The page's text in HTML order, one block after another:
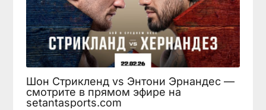
Шон Стрикленд vs Энтони Эрнандес —
смотрите в прямом эфире на
setantasports.com